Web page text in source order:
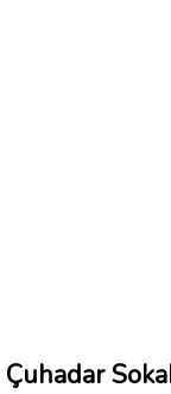
Çuhadar